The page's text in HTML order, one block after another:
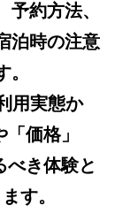
約方法、
泊時の注意
用実態か
価格」
べき体験と
す。